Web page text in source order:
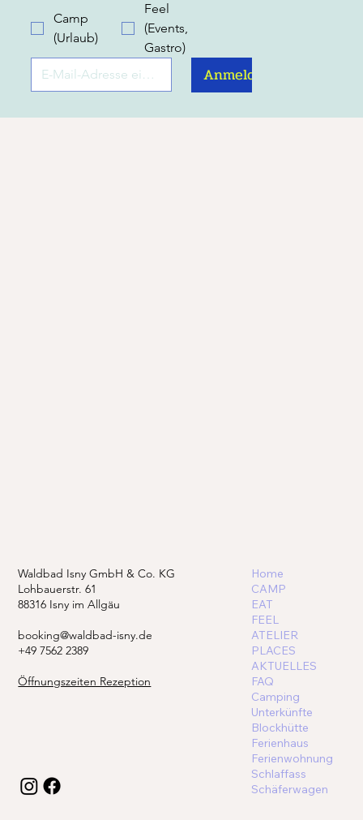
Camp
(Urlaub)
Feel
(Events,
Gastro)
Anmelden
Waldbad Isny GmbH & Co. KG
Lohbauerstr. 61
88316 Isny im Allgäu
booking@waldbad-isny.de
+49 7562 2389
Öffnungszeiten Rezeption
Home
CAMP
EAT
FEEL
ATELIER
PLACES
AKTUELLES
FAQ
Camping
Unterkünfte
Blockhütte
Ferienhaus
Ferienwohnung
Schlaffass
Schäferwagen